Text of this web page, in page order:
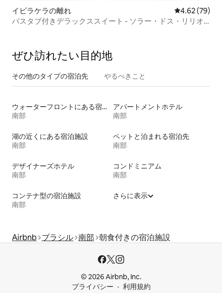
イビラケラの離れ レビュー79
4.62 (79)
バスタブ付きデラックススイート - ソラー・ドス・リリオ
ぜひ訪⁠れ⁠た⁠い目⁠的⁠地
その他のタ⁠イ⁠プ⁠の宿⁠泊⁠先 やるべきこと
ウォーターフロントにある宿泊施設
南部
アパートメントホテル
南部
湖の近くにある宿泊施設
南部
ペットと泊まれる宿泊先
南部
デザイナーズホテル
南部
コンドミニアム
南部
コンテナ型の宿泊施設
南部
さらに表示
Airbnb ブラシル 南部 朝食付きの宿泊施設
© 2026 Airbnb, Inc.
プライバシー
利用規約